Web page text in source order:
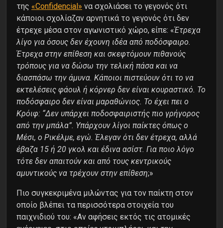
της «Confidencial» να σχολιάσει το γεγονός ότι
κάποιοι σχολίαζαν αρνητικά το γεγονός ότι δεν
έτρεχε μέσα στον αγωνιστικό χώρο, είπε: «Έτρεχα
λίγο για όσους δεν έχουνη ιδέα από ποδόσφαιρο.
Έτρεχα στην επίθεση και σκεφτόμουν πιθανούς
τρόπους για να δώσω την τελική πάσα και να
διασπάσω την άμυνα. Κάποιοι πιστεύουν ότι το να
εκτελέσεις φάουλ ή κόρνερ δεν είναι κουραστικό. Το
ποδόσφαιρο δεν είναι μαραθώνιος. Το έχει πει ο
Κρόιφ: “Δεν υπάρχει ποδοσφαιριστής πιο γρήγορος
από την μπάλα”. Υπάρχουν λίγοι παίκτες όπως ο
Μέσι, ο Ρικέλμε, εγώ. Έλεγαν ότι δεν έτρεχα, αλλά
έβαζα 15 ή 20 γκολ και έδινα ασίστ. Για ποιο λόγο
τότε δεν απαιτούν και από τους κεντρικούς
αμυντικούς να τρέχουν στην επίθεση;»
Πιο συγκεκριμένα μιλώντας για τον παίκτη στον
οποίο βλέπει τα περισσότερα στοιχεία του
παιχνιδιού του: «Αν αφήσεις εκτός τις ατομικές